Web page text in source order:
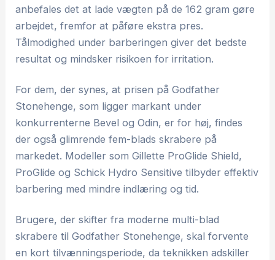
anbefales det at lade vægten på de 162 gram gøre
arbejdet, fremfor at påføre ekstra pres.
Tålmodighed under barberingen giver det bedste
resultat og mindsker risikoen for irritation.
For dem, der synes, at prisen på Godfather
Stonehenge, som ligger markant under
konkurrenterne Bevel og Odin, er for høj, findes
der også glimrende fem-blads skrabere på
markedet. Modeller som Gillette ProGlide Shield,
ProGlide og Schick Hydro Sensitive tilbyder effektiv
barbering med mindre indlæring og tid.
Brugere, der skifter fra moderne multi-blad
skrabere til Godfather Stonehenge, skal forvente
en kort tilvænningsperiode, da teknikken adskiller